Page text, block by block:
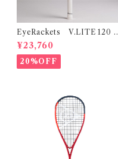
EyeRackets V.LITE 120 2
025Model
¥23,760
20%OFF